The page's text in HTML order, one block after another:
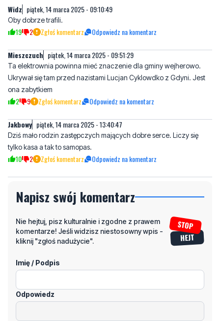
Widz piątek, 14 marca 2025 - 09:10:49
Oby dobrze trafili.
19 2 Zgłoś komentarz Odpowiedz na komentarz
Mieszczuch piątek, 14 marca 2025 - 09:51:29
Ta elektrownia powinna mieć znaczenie dla gminy wejherowo.
Ukrywał się tam przed nazistami Lucjan Cyklowdko z Gdyni. Jest
ona zabytkiem
2 9 Zgłoś komentarz Odpowiedz na komentarz
Jakbowy piątek, 14 marca 2025 - 13:40:47
Dziś mało rodzin zastępczych mających dobre serce. Liczy się
tylko kasa a tak to samopas.
10 2 Zgłoś komentarz Odpowiedz na komentarz
Napisz swój komentarz
Nie hejtuj, pisz kulturalnie i zgodne z prawem
komentarze! Jeśli widzisz niestosowny wpis -
kliknij "zgłoś nadużycie".
Imię / Podpis
Odpowiedz